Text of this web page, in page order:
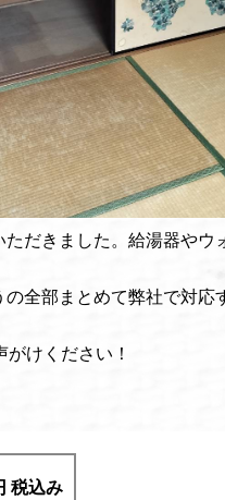
だきました。給湯器やウ
全部まとめて弊社で対応
けください！
税込み